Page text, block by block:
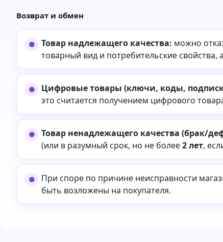
Возврат и обмен
Товар надлежащего качества: можно
товарный вид и потребительские свойства,
Цифровые товары (ключи, коды,
это считается получением цифрового
Товар ненадлежащего качества (брак/
(или в разумный срок, но не более2 лет,
При споре по причине неисправности
быть возложены на покупателя.